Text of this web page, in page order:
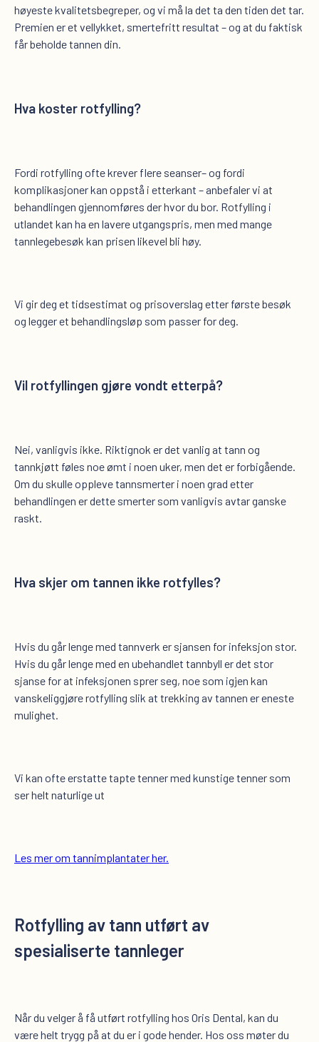
høyeste kvalitetsbegreper, og vi må la det ta den tiden det tar.
Premien er et vellykket, smertefritt resultat – og at du faktisk
får beholde tannen din.
Hva koster rotfylling?
Fordi rotfylling ofte krever flere seanser– og fordi
komplikasjoner kan oppstå i etterkant – anbefaler vi at
behandlingen gjennomføres der hvor du bor. Rotfylling i
utlandet kan ha en lavere utgangspris, men med mange
tannlegebesøk kan prisen likevel bli høy.
Vi gir deg et tidsestimat og prisoverslag etter første besøk
og legger et behandlingsløp som passer for deg.
Vil rotfyllingen gjøre vondt etterpå?
Nei, vanligvis ikke. Riktignok er det vanlig at tann og
tannkjøtt føles noe ømt i noen uker, men det er forbigående.
Om du skulle oppleve tannsmerter i noen grad etter
behandlingen er dette smerter som vanligvis avtar ganske
raskt.
Hva skjer om tannen ikke rotfylles?
Hvis du går lenge med tannverk er sjansen for infeksjon stor.
Hvis du går lenge med en ubehandlet tannbyll er det stor
sjanse for at infeksjonen sprer seg, noe som igjen kan
vanskeliggjøre rotfylling slik at trekking av tannen er eneste
mulighet.
Vi kan ofte erstatte tapte tenner med kunstige tenner som
ser helt naturlige ut
Les mer om tannimplantater her.
Rotfylling av tann utført av
spesialiserte tannleger
Når du velger å få utført rotfylling hos Oris Dental, kan du
være helt trygg på at du er i gode hender. Hos oss møter du